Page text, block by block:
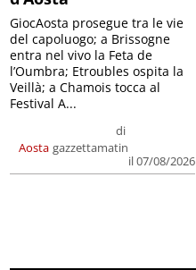
Aosta
di
gazzettamatin
il 07/08/2026
GiocAosta prosegue tra le vie
del capoluogo; a Brissogne
entra nel vivo la Feta de
l’Oumbra; Etroubles ospita la
Veillà; a Chamois tocca al
Festival A...